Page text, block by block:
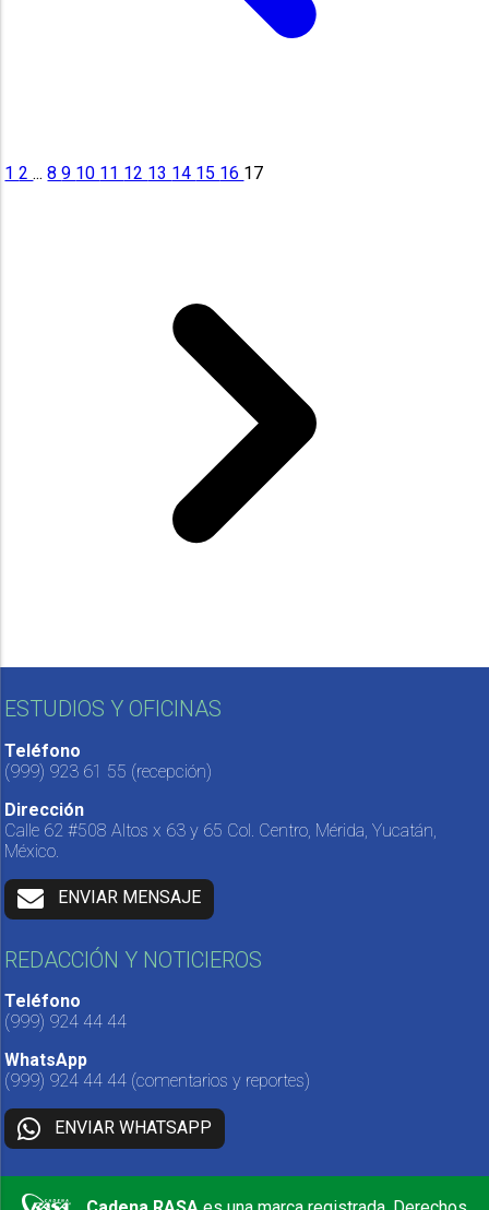
12... 89 10 11 12 13 14 15 16 17
ESTUDIOS Y OFICINAS
Teléfono
(999) 923 61 55 (recepción)
Dirección
Calle 62 #508 Altos x 63 y 65 Col. Centro, Mérida, Yucatán,
México.
ENVIAR MENSAJE
REDACCIÓN Y NOTICIEROS
Teléfono
(999) 924 44 44
WhatsApp
(999) 924 44 44 (comentarios y reportes)
ENVIAR WHATSAPP